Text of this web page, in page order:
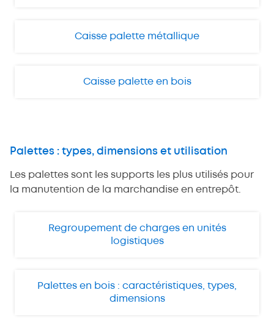
Caisse palette métallique
Caisse palette en bois
Palettes : types, dimensions et utilisation
Les palettes sont les supports les plus utilisés pour
la manutention de la marchandise en entrepôt.
Regroupement de charges en unités
logistiques
Palettes en bois : caractéristiques, types,
dimensions